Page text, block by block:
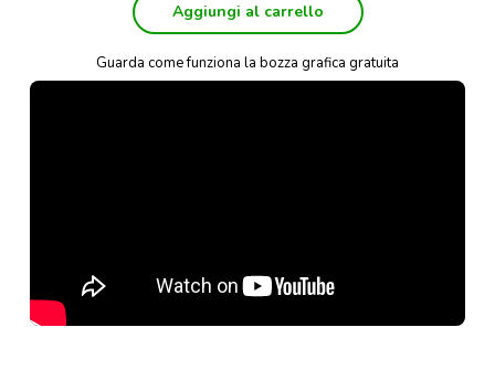
Aggiungi al carrello
Guarda come funziona la bozza grafica gratuita